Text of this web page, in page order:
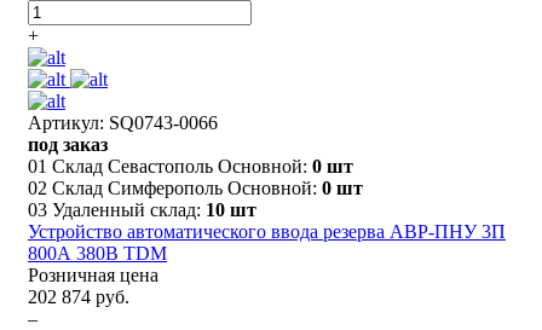
+
Артикул: SQ0743-0066
под заказ
01 Склад Севастополь Основной: 0 шт
02 Склад Симферополь Основной: 0 шт
03 Удаленный склад: 10 шт
Устройство автоматического ввода резерва АВР-ПНУ 3П
800А 380В TDM
Розничная цена
202 874 руб.
–